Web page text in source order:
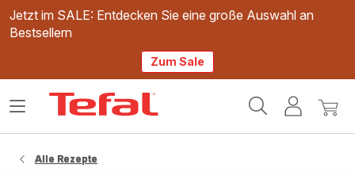
Jetzt im SALE: Entdecken Sie eine große Auswahl an
Bestsellern
Zum Sale
Mein
Mein
Das
Alle Rezepte